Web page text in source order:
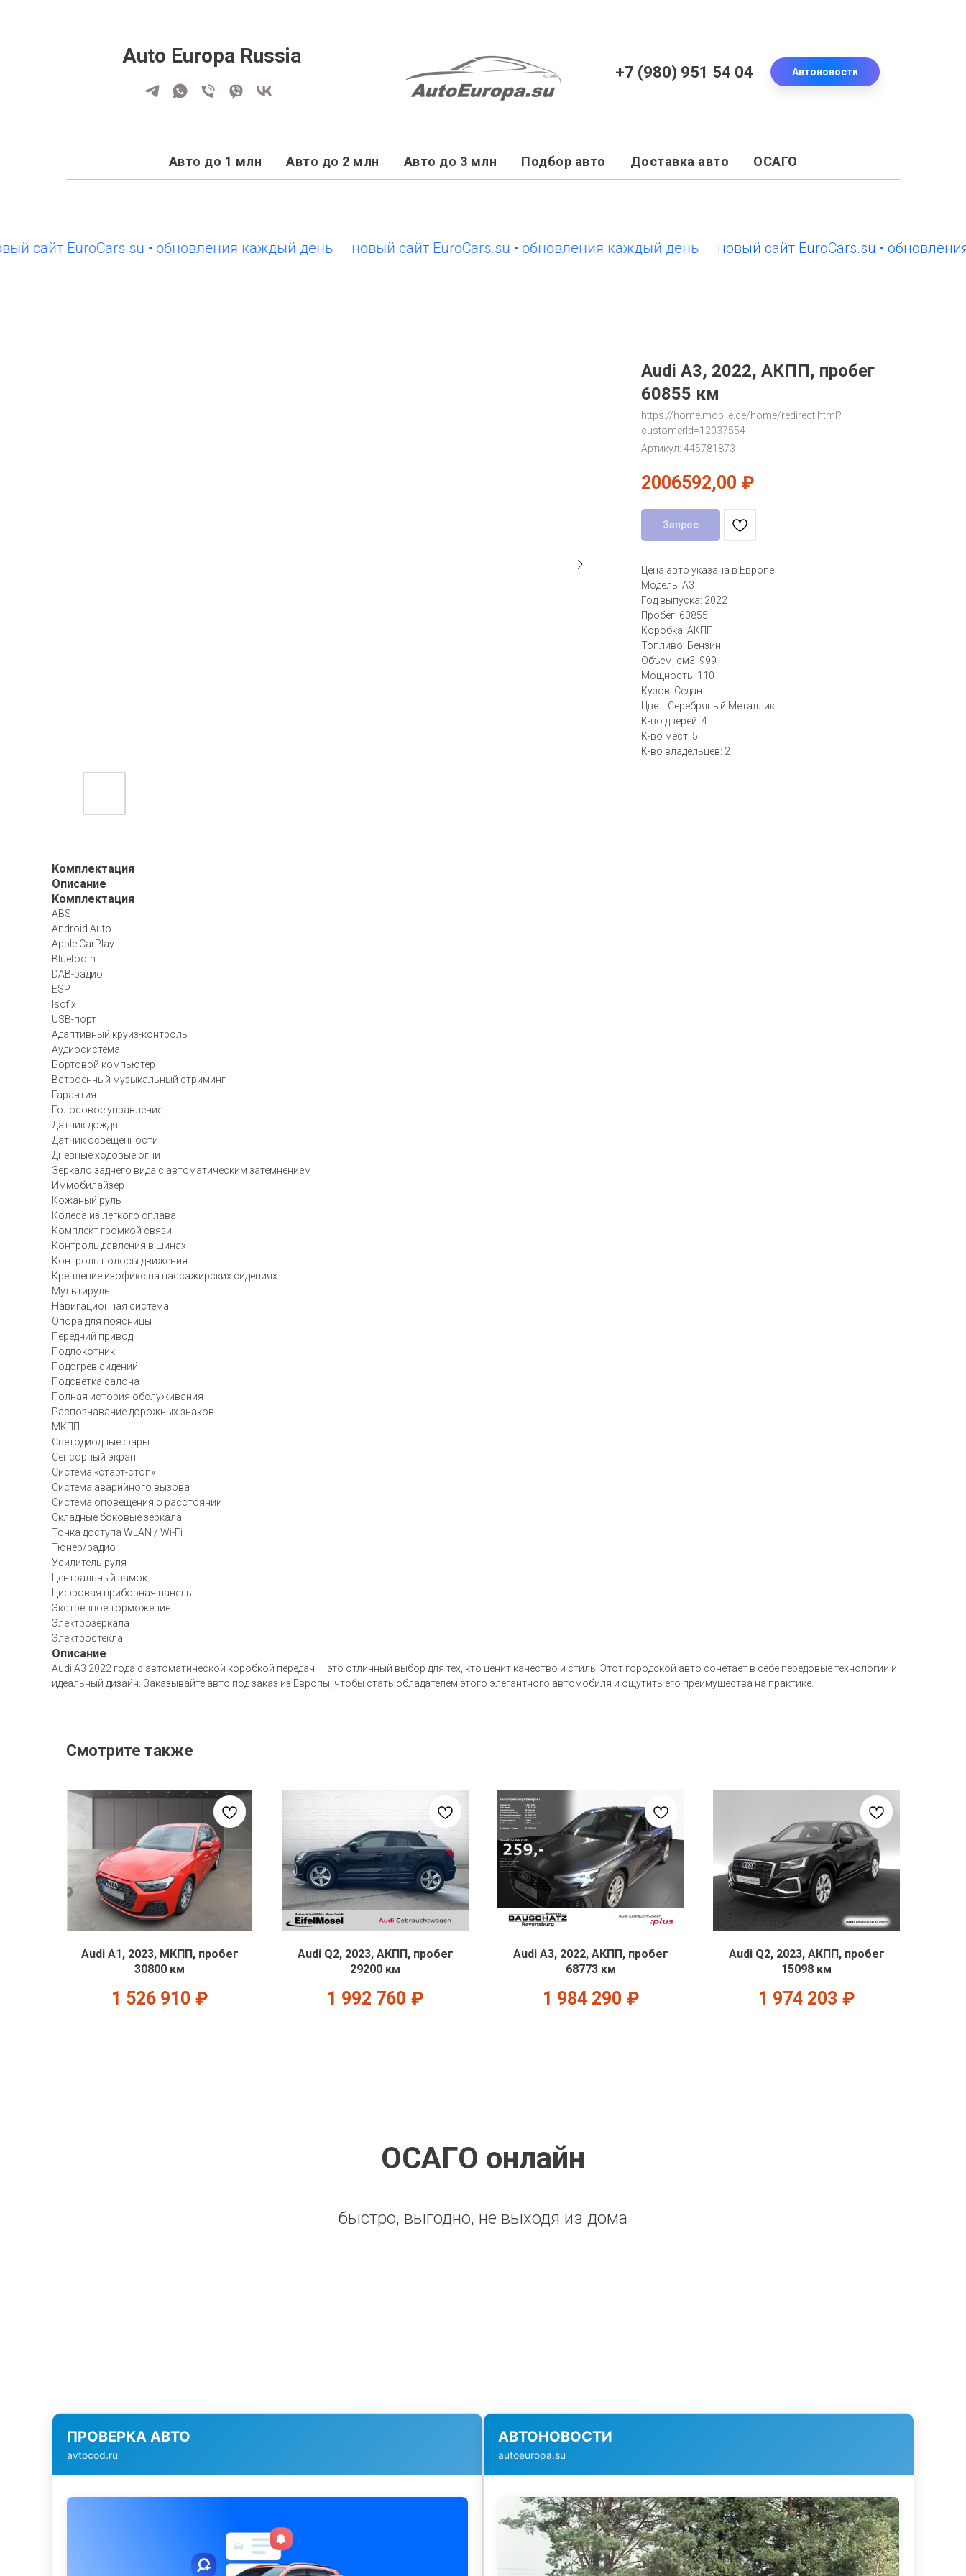
Auto Europa Russia
+7 (980) 951 54 04 Автоновости
Авто до 1 млн Авто до 2 млн Авто до 3 млн Подбор авто Доставка авто ОСАГО
EuroCars.su • обновления каждый день новый сайт EuroCars.su • обновления каждый день новый сайт EuroCars.su • обновления
Audi A3, 2022, АКПП, пробег
60855 км
https://home.mobile.de/home/redirect.html?
customerId=12037554
Артикул: 445781873
2006592,00 ₽
Запрос
Цена авто указана в Европе
Модель: A3
Год выпуска: 2022
Пробег: 60855
Коробка: АКПП
Топливо: Бензин
Объем, см3: 999
Мощность: 110
Кузов: Седан
Цвет: Серебряный Металлик
К-во дверей: 4
К-во мест: 5
К-во владельцев: 2
Комплектация
Описание
Комплектация
ABS
Android Auto
Apple CarPlay
Bluetooth
DAB-радио
ESP
Isofix
USB-порт
Адаптивный круиз-контроль
Аудиосистема
Бортовой компьютер
Встроенный музыкальный стриминг
Гарантия
Голосовое управление
Датчик дождя
Датчик освещенности
Дневные ходовые огни
Зеркало заднего вида с автоматическим затемнением
Иммобилайзер
Кожаный руль
Колеса из легкого сплава
Комплект громкой связи
Контроль давления в шинах
Контроль полосы движения
Крепление изофикс на пассажирских сидениях
Мультируль
Навигационная система
Опора для поясницы
Передний привод
Подлокотник
Подогрев сидений
Подсветка салона
Полная история обслуживания
Распознавание дорожных знаков
МКПП
Светодиодные фары
Сенсорный экран
Система «старт-стоп»
Система аварийного вызова
Система оповещения о расстоянии
Складные боковые зеркала
Точка доступа WLAN / Wi-Fi
Тюнер/радио
Усилитель руля
Центральный замок
Цифровая приборная панель
Экстренное торможение
Электрозеркала
Электростекла
Описание
Audi A3 2022 года с автоматической коробкой передач — это отличный выбор для тех, кто ценит качество и стиль. Этот городской авто сочетает в себе передовые технологии и
идеальный дизайн. Заказывайте авто под заказ из Европы, чтобы стать обладателем этого элегантного автомобиля и ощутить его преимущества на практике.
Смотрите также
Audi A1, 2023, МКПП, пробег
30800 км
1 526 910 ₽
Audi Q2, 2023, АКПП, пробег
29200 км
1 992 760 ₽
Audi A3, 2022, АКПП, пробег
68773 км
1 984 290 ₽
Audi Q2, 2023, АКПП, пробег
15098 км
1 974 203 ₽
ОСАГО онлайн
быстро, выгодно, не выходя из дома
ПРОВЕРКА АВТО
avtocod.ru
АВТОНОВОСТИ
autoeuropa.su